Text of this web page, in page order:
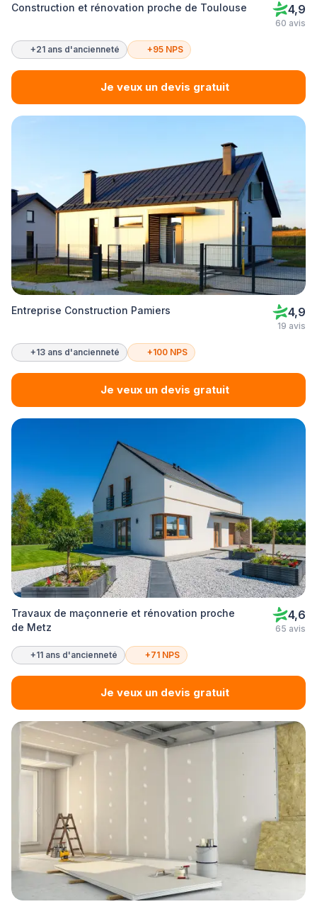
Construction et rénovation proche de Toulouse 4,9
60 avis
+21 ans d'ancienneté +95 NPS
Je veux un devis gratuit
Entreprise Construction Pamiers 4,9
19 avis
+13 ans d'ancienneté +100 NPS
Je veux un devis gratuit
Travaux de maçonnerie et rénovation proche
de Metz
4,6
65 avis
+11 ans d'ancienneté +71 NPS
Je veux un devis gratuit